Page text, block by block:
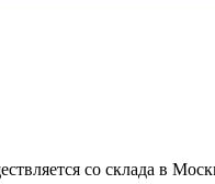
со склада в